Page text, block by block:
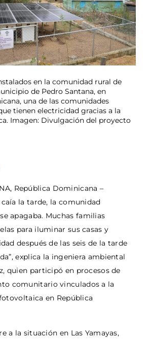
en la comunidad rural de
de Pedro Santana, en
una de las comunidades
tienen electricidad gracias a la
Imagen: Divulgación del proyecto
República Dominicana –
caía la tarde, la comunidad
apagaba. Muchas familias
para iluminar sus casas y
después de las seis de la tarde
explica la ingeniera ambiental
quien participó en procesos de
comunitario vinculados a la
en República
a la situación en Las Yamayas,